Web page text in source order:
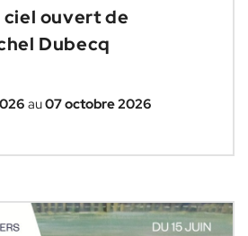
ciel ouvert de
Dubecq
au07 octobre 2026